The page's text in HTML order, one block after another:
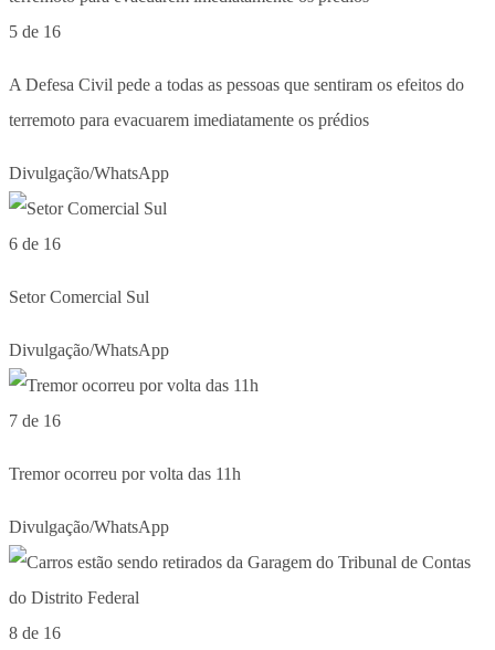
5 de 16
A Defesa Civil pede a todas as pessoas que sentiram os efeitos do
terremoto para evacuarem imediatamente os prédios
Divulgação/WhatsApp
6 de 16
Setor Comercial Sul
Divulgação/WhatsApp
7 de 16
Tremor ocorreu por volta das 11h
Divulgação/WhatsApp
8 de 16